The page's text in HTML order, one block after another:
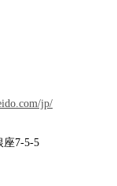
jp/
座7-5-5